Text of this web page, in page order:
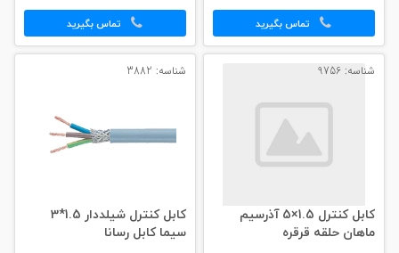
تماس بگیرید تماس بگیرید
شناسه: 9756
کابل کنترل 1.5×5 آذرسیم
ماهان حلقه قرقره
شناسه: 3882
کابل کنترل شیلددار 1.5*3
سیما کابل رسانا